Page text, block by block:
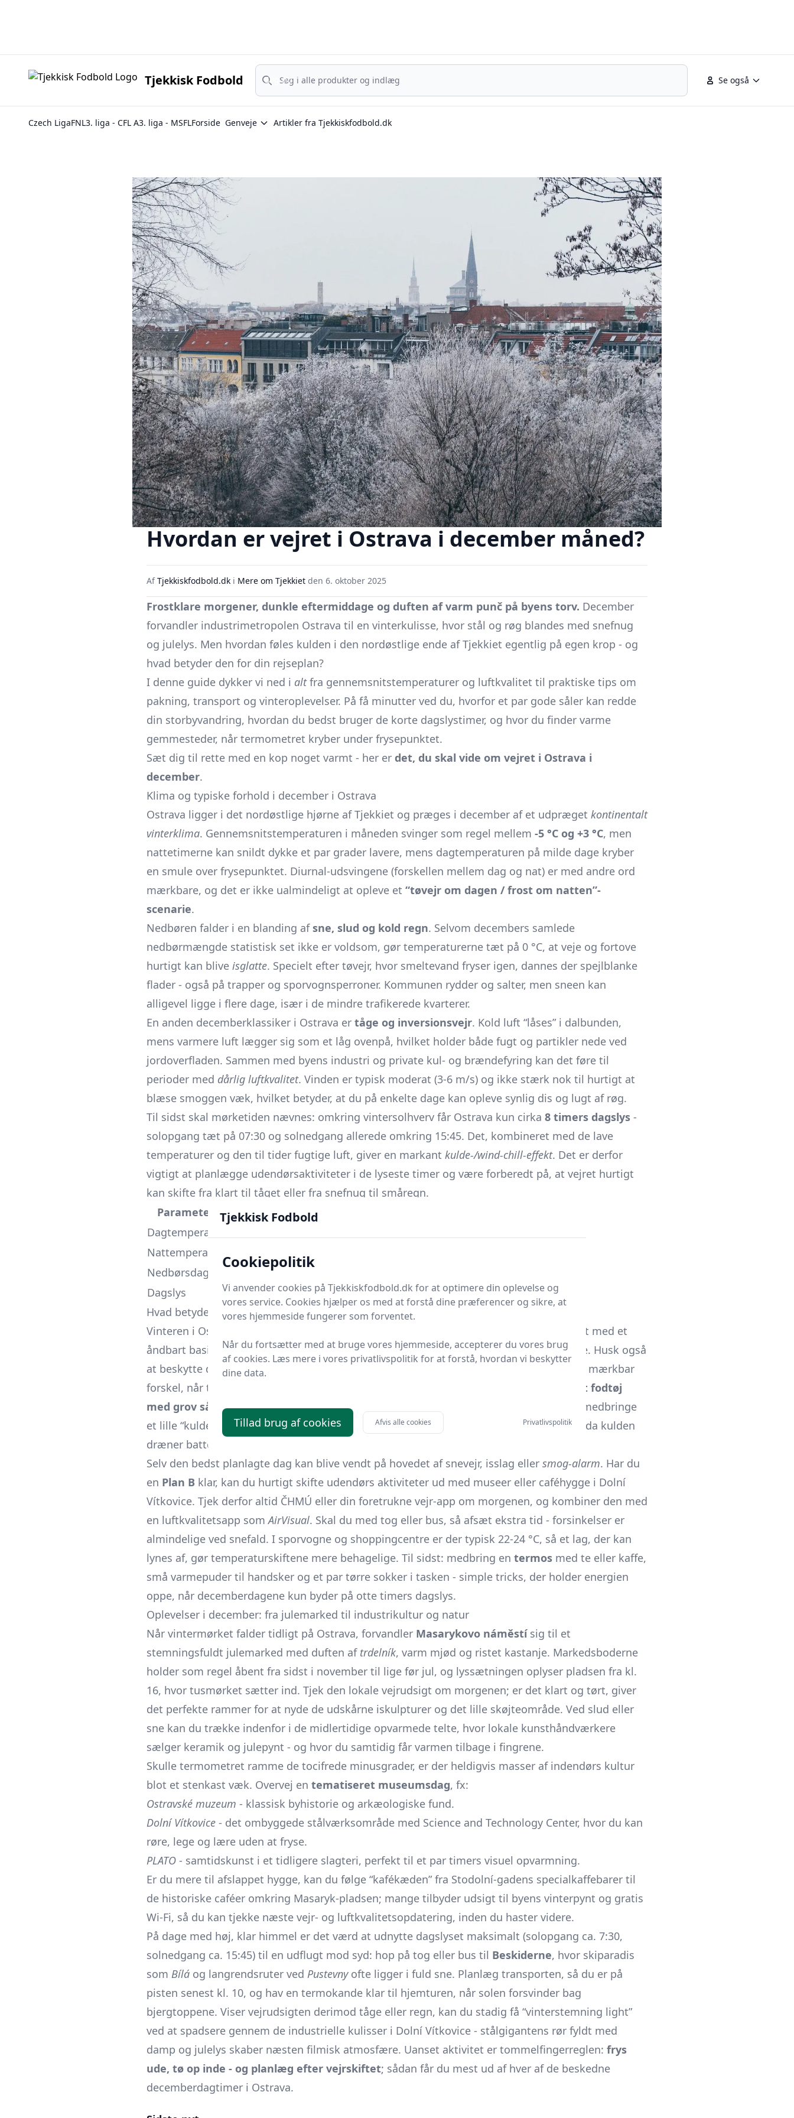
Tjekkisk Fodbold Se også
Søg nu
Søg nu
Czech LigaFNL3. liga - CFL A3. liga - MSFLForside Genveje Artikler fra Tjekkiskfodbold.dk
Hvordan er vejret i Ostrava i december måned?
AfTjekkiskfodbold.dk i Mere om Tjekkiet den 6. oktober 2025
Frostklare morgener, dunkle eftermiddage og duften af varm punč på byens torv. December
forvandler industri­metropolen Ostrava til en vinterkulisse, hvor stål og røg blandes med snefnug
og julelys. Men hvordan føles kulden i den nordøst­lige ende af Tjekkiet egentlig på egen krop - og
hvad betyder den for din rejseplan?
I denne guide dykker vi ned i altfra gennemsnitstemperaturer og luftkvalitet til praktiske tips om
pakning, transport og vinteroplevelser. På få minutter ved du, hvorfor et par gode såler kan redde
din storby­vandring, hvordan du bedst bruger de korte dagslys­timer, og hvor du finder varme
gemmesteder, når termometret kryber under frysepunktet.
Sæt dig til rette med en kop noget varmt - her er det, du skal vide om vejret i Ostrava i
december.
Klima og typiske forhold i december i Ostrava
Ostrava ligger i det nordøstlige hjørne af Tjekkiet og præges i december af et udpræget kontinentalt
vinterklima. Gennemsnitstemperaturen i måneden svinger som regel mellem -5 °C og +3 °C, men
nattetimerne kan snildt dykke et par grader lavere, mens dagtemperaturen på milde dage kryber
en smule over frysepunktet. Diurnal-udsvingene (forskellen mellem dag og nat) er med andre ord
mærkbare, og det er ikke ualmindeligt at opleve et “tøvejr om dagen / frost om natten”-
scenarie.
Nedbøren falder i en blanding afsne, slud og kold regn. Selvom decembers samlede
nedbørmængde statistisk set ikke er voldsom, gør temperaturerne tæt på 0 °C, at veje og fortove
hurtigt kan blive isglatte. Specielt efter tøvejr, hvor smeltevand fryser igen, dannes der spejlblanke
flader - også på trapper og sporvognsperroner. Kommunen rydder og salter, men sneen kan
alligevel ligge i flere dage, især i de mindre trafikerede kvarterer.
En anden decemberklassiker i Ostrava er tåge og inversionsvejr. Kold luft “låses” i dalbunden,
mens varmere luft lægger sig som et låg ovenpå, hvilket holder både fugt og partikler nede ved
jordoverfladen. Sammen med byens industri og private kul- og brændefyring kan det føre til
perioder med dårlig luftkvalitet. Vinden er typisk moderat (3-6 m/s) og ikke stærk nok til hurtigt at
blæse smoggen væk, hvilket betyder, at du på enkelte dage kan opleve synlig dis og lugt af røg.
Til sidst skal mørketiden nævnes: omkring vintersolhverv får Ostrava kun cirka 8 timers dagslys -
solopgang tæt på 07:30 og solnedgang allerede omkring 15:45. Det, kombineret med de lave
temperaturer og den til tider fugtige luft, giver en markant kulde-/wind-chill-effekt. Det er derfor
vigtigt at planlægge udendørsaktiviteter i de lyseste timer og være forberedt på, at vejret hurtigt
kan skifte fra klart til tåget eller fra snefnug til småregn.
Parameter
Gennemsnit (dec.)
Dagtemperatur
Nattemperatur
Nedbørsdage
Dagslys
≈ 8 timer
Hvad betyder vejret for din rejse? Pakning og praktiske råd
Vinteren i Ostrava kan føles rå og fugtig, så den vigtigste investering er
. Start med et
åndbart basislag, tilføj en isolerende trøje og slut af med envind- og vandafvisendejakke. Husk også
at beskytte de udsatte områder: hue, halsedisse og handsker i uld eller softshell gør en mærkbar
forskel, når temperaturen dykker under frysepunktet. På benene bør du vælge
vand­tæt fodtøj
med grov sål
, der giver godt greb på isglatte brosten og sporvognsskinner. Overvej at medbringe
et lille “kulde-kit” til din elektronik - fx ekstra batteri, powerbank og et isolerende etui - da kulden
dræner batterier langt hurtigere end normalt.
Selv den bedst planlagte dag kan blive vendt på hovedet af snevejr, isslag eller smog-alarm. Har du
en Plan B klar, kan du hurtigt skifte udendørs aktiviteter ud med museer eller caféhygge i Dolní
Vítkovice. Tjek derfor altid ČHMÚ eller din foretrukne vejr-app om morgenen, og kombiner den med
en luftkvalitets­app somAirVisual. Skal du med tog eller bus, så afsæt ekstra tid - forsinkelser er
almindelige ved snefald. I sporvogne og shoppingcentre er der typisk 22-24 °C, så et lag, der kan
lynes af, gør temperaturskiftene mere behagelige. Til sidst: medbring en termos med te eller kaffe,
små varmepuder til handsker og et par tørre sokker i tasken - simple tricks, der holder energien
oppe, når decemberdagene kun byder på otte timers dagslys.
Oplevelser i december: fra julemarked til industrikultur og natur
Når vintermørket falder tidligt på Ostrava, forvandler Masarykovo náměstísig til et
stemningsfuldt julemarked med duften af trdelník, varm mjød og ristet kastanje. Markedsboderne
holder som regel åbent fra sidst i november til lige før jul, og lyssætningen oplyser pladsen fra kl.
16, hvor tusmørket sætter ind. Tjek den lokale vejrudsigt om morgenen; er det klart og tørt, giver
det perfekte rammer for at nyde de udskårne iskulpturer og det lille skøjteområde. Ved slud eller
sne kan du trække indenfor i de midlertidige opvarmede telte, hvor lokale kunsthåndværkere
sælger keramik og julepynt - og hvor du samtidig får varmen tilbage i fingrene.
Skulle termometret ramme de tocifrede minusgrader, er der heldigvis masser af indendørs kultur
blot et stenkast væk. Overvej en tematiseret museumsdag, fx:
Ostravské muzeum - klassisk byhistorie og arkæologiske fund.
Dolní Vítkovice - det ombyggede stålværksområde med Science and Technology Center, hvor du kan
røre, lege og lære uden at fryse.
PLATO - samtidskunst i et tidligere slagteri, perfekt til et par timers visuel opvarmning.
Er du mere til afslappet hygge, kan du følge “kafékæden” fra Stodolní-gadens specialkaffebarer til
de historiske caféer omkring Masaryk-pladsen; mange tilbyder udsigt til byens vinterpynt og gratis
Wi-Fi, så du kan tjekke næste vejr- og luftkvalitetsopdatering, inden du haster videre.
På dage med høj, klar himmel er det værd at udnytte dagslyset maksimalt (solopgang ca. 7:30,
solnedgang ca. 15:45) til en udflugt mod syd: hop på tog eller bus til Beskiderne, hvor skiparadis
som Bílá og langrendsruter ved Pustevnyofte ligger i fuld sne. Planlæg transporten, så du er på
pisten senest kl. 10, og hav en termokande klar til hjemturen, når solen forsvinder bag
bjergtoppene. Viser vejrudsigten derimod tåge eller regn, kan du stadig få “vinterstemning light”
ved at spadsere gennem de industrielle kulisser i Dolní Vítkovice - stålgigantens rør fyldt med
damp og julelys skaber næsten filmisk atmosfære. Uanset aktivitet er tommelfingerreglen: frys
ude, tø op inde - og planlæg efter vejrskiftet; sådan får du mest ud af hver af de beskedne
decemberdagtimer i Ostrava.
Tjekkisk Fodbold
Cookiepolitik
Vi anvender cookies på Tjekkiskfodbold.dk for at optimere din oplevelse og
vores service. Cookies hjælper os med at forstå dine præferencer og sikre, at
vores hjemmeside fungerer som forventet.
Når du fortsætter med at bruge vores hjemmeside, accepterer du vores brug
af cookies. Læs mere i vores privatlivspolitik for at forstå, hvordan vi beskytter
dine data.
Tillad brug af cookies Afvis alle cookies Privatlivspolitik